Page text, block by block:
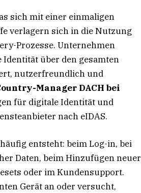
sich mit einer einmaligen
verlagern sich in die Nutzung
Prozesse. Unternehmen
über den gesamten
nutzerfreundlich und
Manager DACH bei
für digitale Identität und
nach eIDAS.
entsteht: beim Log-in, bei
Daten, beim Hinzufügen neuer
oder im Kundensupport.
Gerät an oder versucht,